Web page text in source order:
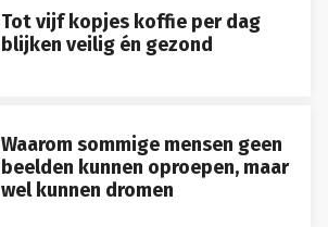
Tot vijf kopjes koffie per dag
blijken veilig én gezond
Waarom sommige mensen geen
beelden kunnen oproepen, maar
wel kunnen dromen